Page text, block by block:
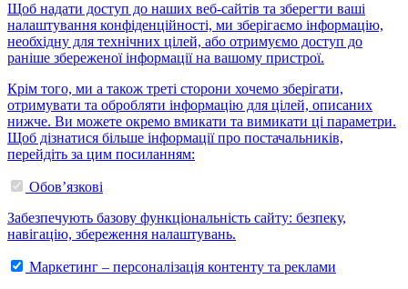
Щоб надати доступ до наших веб-сайтів та зберегти ваші
налаштування конфіденційності, ми зберігаємо інформацію,
необхідну для технічних цілей, або отримуємо доступ до
раніше збереженої інформації на вашому пристрої.
Крім того, ми а також треті сторони хочемо зберігати,
отримувати та обробляти інформацію для цілей, описаних
нижче. Ви можете окремо вмикати та вимикати ці параметри.
Щоб дізнатися більше інформації про постачальників,
перейдіть за цим посиланням:
Обов’язкові
Забезпечують базову функціональність сайту: безпеку,
навігацію, збереження налаштувань.
Маркетинг – персоналізація контенту та реклами